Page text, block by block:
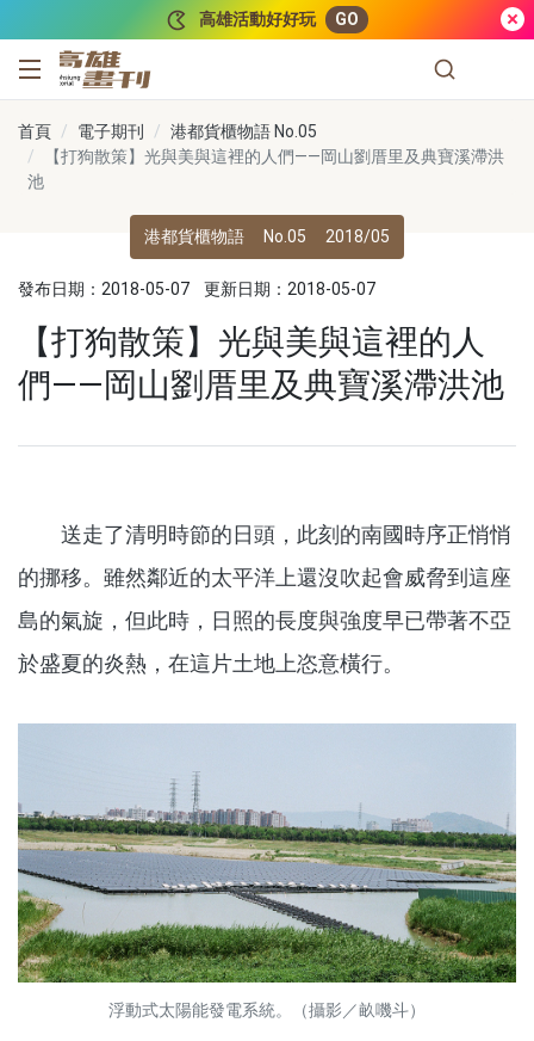
高雄活動好好玩 GO
高雄畫刊
首頁 電子期刊
港都貨櫃物語 No.05
【打狗散策】光與美與這裡的人們——岡山劉厝里及典寶溪滯洪
池
港都貨櫃物語 No.05 2018/05
發布日期：2018-05-07 更新日期：2018-05-07
【打狗散策】光與美與這裡的人
們——岡山劉厝里及典寶溪滯洪池
送走了清明時節的日頭，此刻的南國時序正悄悄
的挪移。雖然鄰近的太平洋上還沒吹起會威脅到這座
島的氣旋，但此時，日照的長度與強度早已帶著不亞
於盛夏的炎熱，在這片土地上恣意橫行。
浮動式太陽能發電系統。（攝影／畝嘰斗）